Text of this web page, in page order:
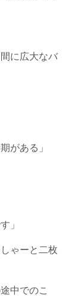
に広大なバ
がある」
」
ゃーと二枚
中でのこ